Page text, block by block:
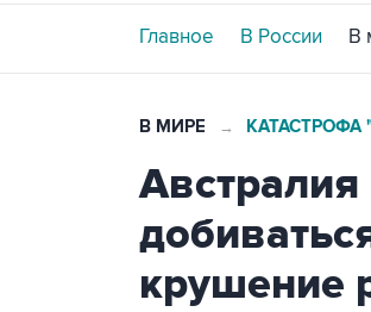
Главное В России В
В МИРЕ →
крушение